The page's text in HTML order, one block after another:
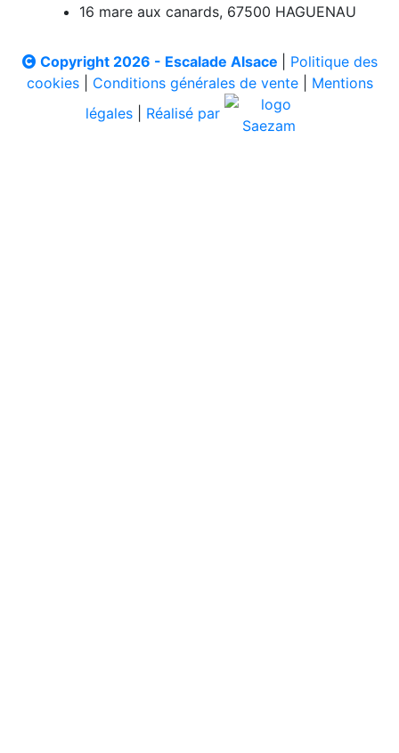
16 mare aux canards, 67500 HAGUENAU
Copyright 2026 - Escalade Alsace
Politique des
cookies| Conditions générales de vente| Mentions
légales
Réalisé par